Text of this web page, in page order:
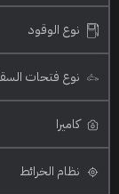
نوع الوقود
نوع فتحات
كاميرا
نظام الخرائط